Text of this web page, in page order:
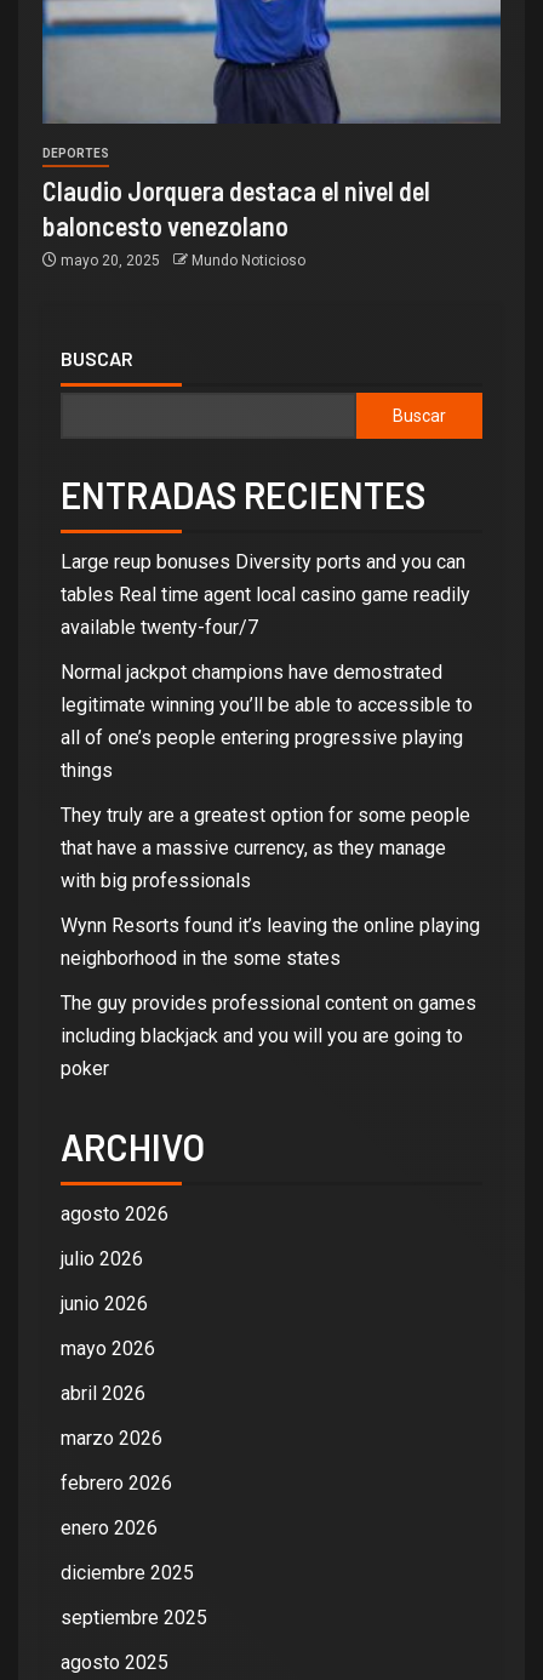
DEPORTES
Claudio Jorquera destaca el nivel del
baloncesto venezolano
mayo 20, 2025 Mundo Noticioso
BUSCAR
Buscar
ENTRADAS RECIENTES
Large reup bonuses Diversity ports and you can
tables Real time agent local casino game readily
available twenty-four/7
Normal jackpot champions have demostrated
legitimate winning you’ll be able to accessible to
all of one’s people entering progressive playing
things
They truly are a greatest option for some people
that have a massive currency, as they manage
with big professionals
Wynn Resorts found it’s leaving the online playing
neighborhood in the some states
The guy provides professional content on games
including blackjack and you will you are going to
poker
ARCHIVO
agosto 2026
julio 2026
junio 2026
mayo 2026
abril 2026
marzo 2026
febrero 2026
enero 2026
diciembre 2025
septiembre 2025
agosto 2025